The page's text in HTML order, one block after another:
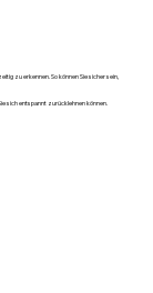
zu erkennen. So können Sie sicher sein,
sich entspannt zurücklehnen können.